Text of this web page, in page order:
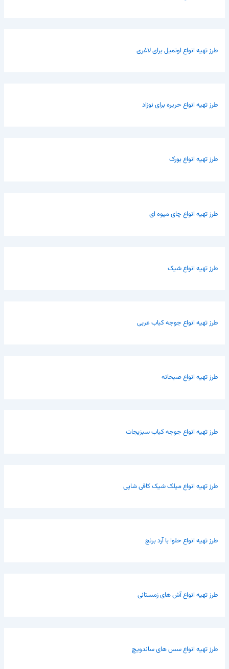
طرز تهیه انواع اوتمیل برای لاغری
طرز تهیه انواع حریره برای نوزاد
طرز تهیه انواع بورک
طرز تهیه انواع چای میوه ای
طرز تهیه انواع شیک
طرز تهیه انواع جوجه کباب عربی
طرز تهیه انواع صبحانه
طرز تهیه انواع جوجه کباب سبزیجات
طرز تهیه انواع میلک شیک کافی شاپی
طرز تهیه انواع حلوا با آرد برنج
طرز تهیه انواع آش های زمستانی
طرز تهیه انواع سس های ساندویچ